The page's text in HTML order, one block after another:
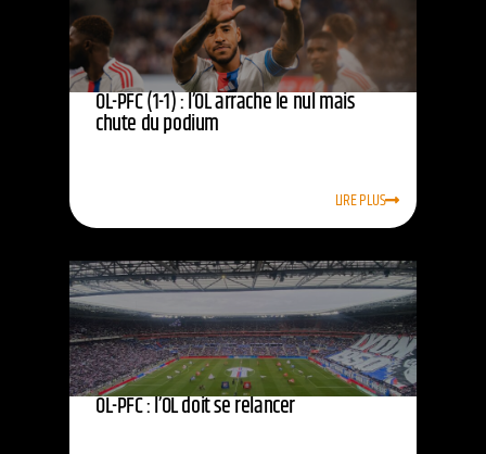
OL-PFC (1-1) : l’OL arrache le nul mais
chute du podium
LIRE PLUS
OL-PFC : l’OL doit se relancer